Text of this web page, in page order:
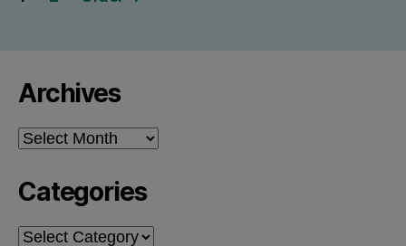
Archives
Archives
Categories
Categories